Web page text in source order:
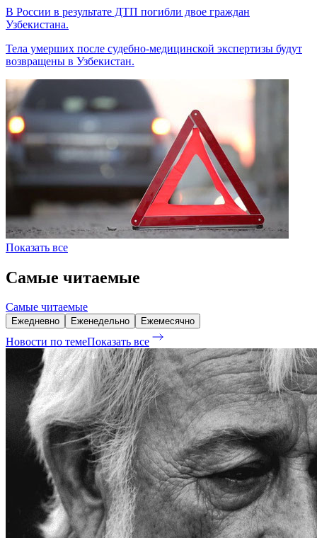
В России в результате ДТП погибли двое граждан
Узбекистана.
Тела умерших после судебно-медицинской экспертизы будут
возвращены в Узбекистан.
Показать все
Самые читаемые
Самые читаемые
Ежедневно Еженедельно Ежемесячно
Новости по темеПоказать все